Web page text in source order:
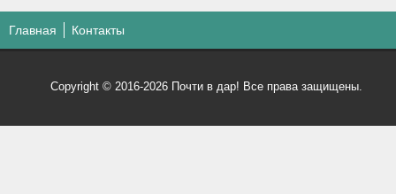
Главная Контакты
Copyright © 2016-2026 Почти в дар! Все права защищены.